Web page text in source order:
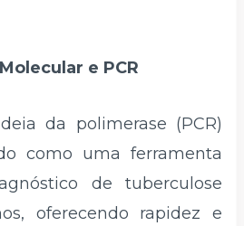
e PCR
da polimerase (PCR)
como uma ferramenta
de tuberculose
oferecendo rapidez e